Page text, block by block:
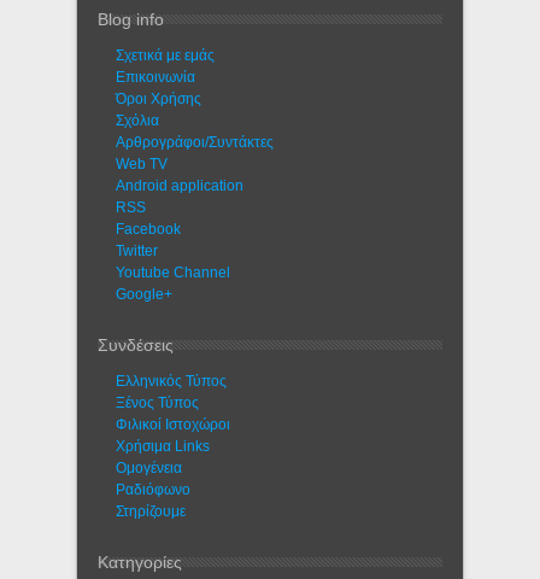
Blog info
Σχετικά με εμάς
Eπικοινωνία
Όροι Χρήσης
Σχόλια
Αρθρογράφοι/Συντάκτες
Web TV
Android application
RSS
Facebook
Twitter
Youtube Channel
Google+
Συνδέσεις
Ελληνικός Τύπος
Ξένος Τύπος
Φιλικοί Ιστοχώροι
Χρήσιμα Links
Ομογένεια
Ραδιόφωνο
Στηρίζουμε
Κατηγορίες